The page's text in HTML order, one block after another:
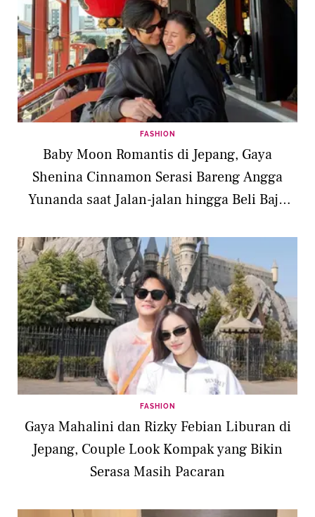
FASHION
Baby Moon Romantis di Jepang, Gaya
Shenina Cinnamon Serasi Bareng Angga
Yunanda saat Jalan-jalan hingga Beli Baju
FASHION
Gaya Mahalini dan Rizky Febian Liburan di
Jepang, Couple Look Kompak yang Bikin
Serasa Masih Pacaran